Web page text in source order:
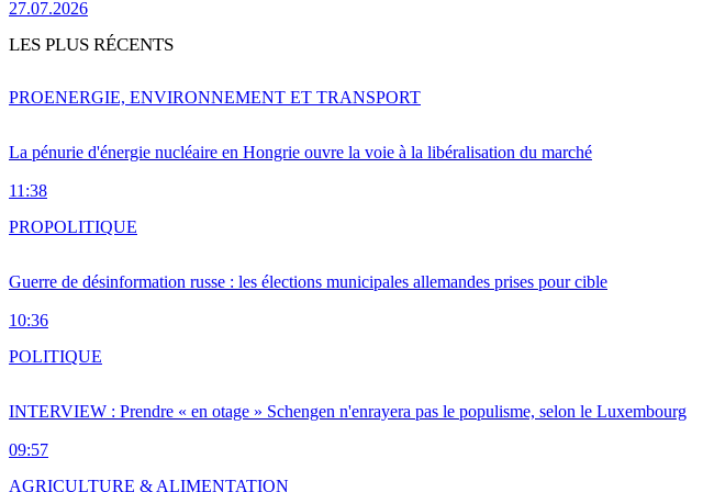
27.07.2026
LES PLUS RÉCENTS
La pénurie d'énergie nucléaire en Hongrie ouvre la voie à la libéralisation du marché
11:38
PROENERGIE, ENVIRONNEMENT ET TRANSPORT
Guerre de désinformation russe : les élections municipales allemandes prises pour cible
10:36
PROPOLITIQUE
INTERVIEW : Prendre « en otage » Schengen n'enrayera pas le populisme, selon le Luxembourg
09:57
POLITIQUE
AGRICULTURE & ALIMENTATION